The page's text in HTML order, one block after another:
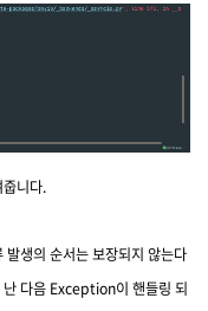
니다.
생의 순서는 보장되지 않는다
다음 Exception이 핸들링 되